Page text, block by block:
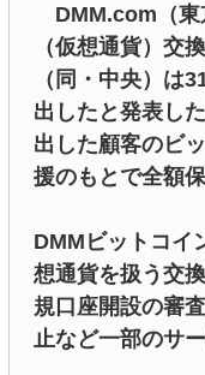
DMM.com（東
（仮想通貨）交
（同・中央）は
出したと発表し
出した顧客のビ
援のもとで全額
DMMビットコイ
想通貨を扱う交
規口座開設の審
止など一部のサ